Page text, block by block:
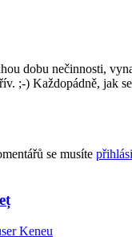
dobu nečinnosti,
;-) Každopádně, jak
se musíte